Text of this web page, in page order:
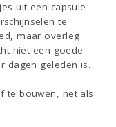
uit een capsule
te
maar overleg
niet een goede
dagen geleden is.
te bouwen, net als